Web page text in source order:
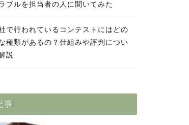
ブルを担当者の人に聞いてみた
で行われているコンテストにはどの
種類があるの？仕組みや評判につい
説
事